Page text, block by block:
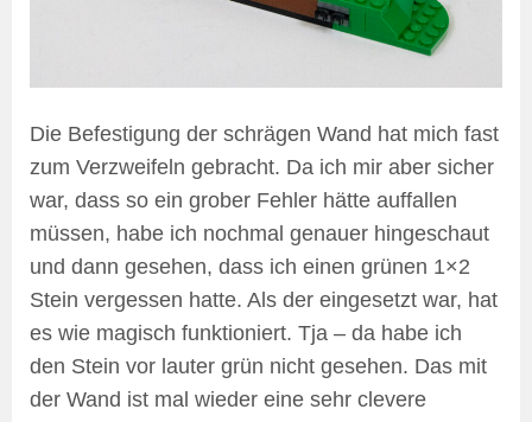
Die Befestigung der schrägen Wand hat mich fast
zum Verzweifeln gebracht. Da ich mir aber sicher
war, dass so ein grober Fehler hätte auffallen
müssen, habe ich nochmal genauer hingeschaut
und dann gesehen, dass ich einen grünen 1×2
Stein vergessen hatte. Als der eingesetzt war, hat
es wie magisch funktioniert. Tja – da habe ich
den Stein vor lauter grün nicht gesehen. Das mit
der Wand ist mal wieder eine sehr clevere